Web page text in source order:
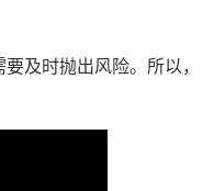
及时抛出风险。所以，